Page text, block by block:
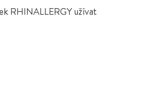
RHINALLERGY užívat